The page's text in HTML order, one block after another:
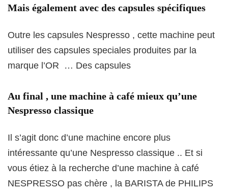
Mais également avec des capsules spécifiques
Outre les capsules Nespresso , cette machine peut
utiliser des capsules speciales produites par la
marque l’OR … Des capsules
Au final , une machine à café mieux qu’une
Nespresso classique
Il s’agit donc d’une machine encore plus
intéressante qu’une Nespresso classique .. Et si
vous étiez à la recherche d’une machine à café
NESPRESSO pas chère , la BARISTA de PHILIPS